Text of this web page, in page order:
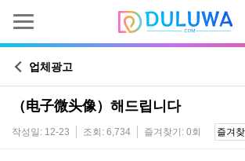
업체광고
（电子微头像）해드립니다
작성일: 12-23 조회: 6,734 즐겨찾기: 0회 즐겨